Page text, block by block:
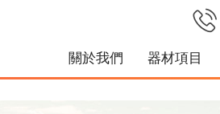
關於我們 器材項目